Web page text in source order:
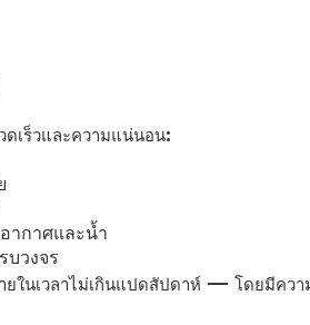
เร็วและความแน่นอน:
ากาศและน้ำ
วงจร
ยในเวลาไม่เกินแปดสัปดาห์ — โดยมีควา